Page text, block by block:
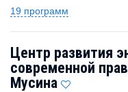
19 программ
Центр развития
современной
Мусина